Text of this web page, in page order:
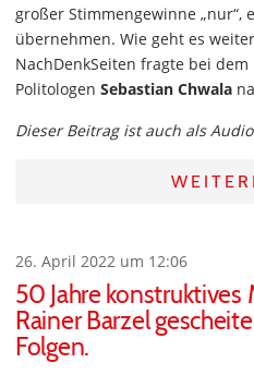
großer Stimmengewinne „nur“,
übernehmen. Wie geht es
NachDenkSeiten fragte bei
Politologen Sebastian Chwala
Dieser Beitrag ist auch als
26. April 2022 um 12:06
50 Jahre
Rainer Barzel
Folgen.